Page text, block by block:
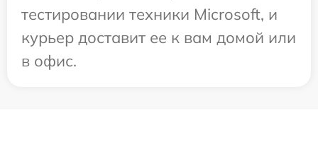
тестировании техники Microsoft, и
курьер доставит ее к вам домой или
в офис.